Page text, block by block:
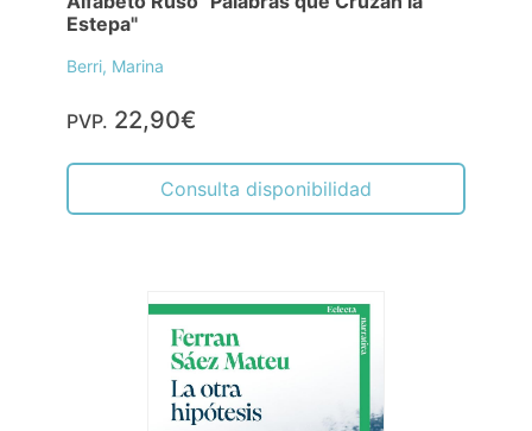
Estepa"
Berri, Marina
PVP. 22,90€
Consulta disponibilidad